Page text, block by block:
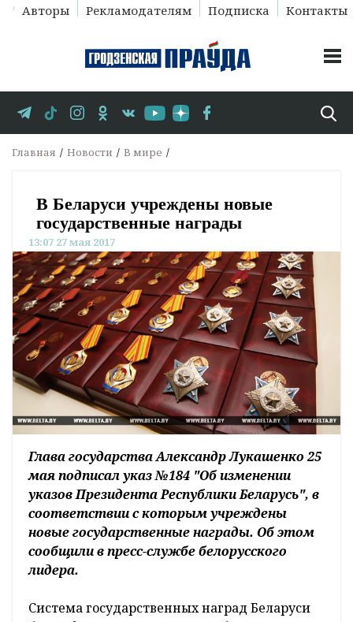
Авторы Рекламодателям Подписка Контакты
Главная Новости В мире
В Беларуси учреждены новые
государственные награды
13:07 27 мая 2017
Глава государства Александр Лукашенко 25
мая подписал указ №184 "Об изменении
указов Президента Республики Беларусь", в
соответствии с которым учреждены
новые государственные награды. Об этом
сообщили в пресс-службе белорусского
лидера.
Система государственных наград Беларуси